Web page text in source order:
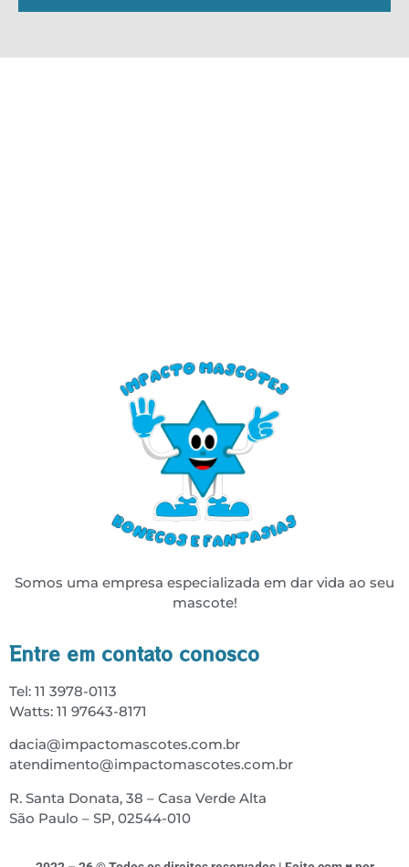
Somos uma empresa especializada em dar vida ao seu
mascote!
Entre em contato conosco
Tel: 11 3978-0113
Watts: 11 97643-8171
dacia@impactomascotes.com.br
atendimento@impactomascotes.com.br
R. Santa Donata, 38 – Casa Verde Alta
São Paulo – SP, 02544-010